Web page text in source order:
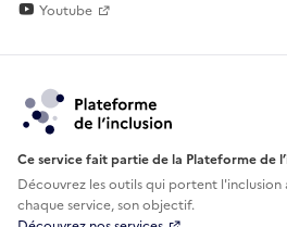
Youtube
Ce service fait partie de la Plateforme de
Découvrez les outils qui portent l'inclusion
chaque service, son objectif.